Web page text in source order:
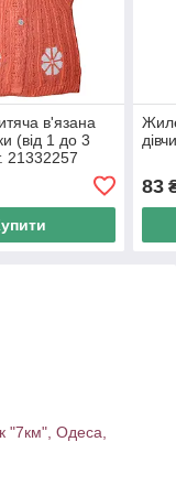
в'язана
(від 1 до 3
21332257
83
"7км", Одеса,